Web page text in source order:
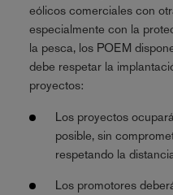
eólicos comerciales con
especialmente con la
la pesca, los POEM
debe respetar la
proyectos:
Los proyectos
posible, sin
respetando la
Los promotores